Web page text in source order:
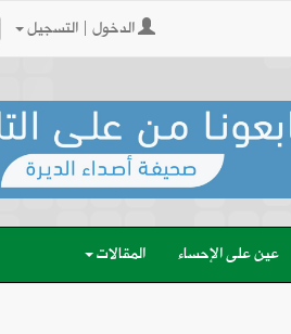
الدخول | التسجيل
عين على الإحساء المقالات